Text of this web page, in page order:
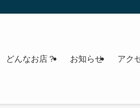
どんなお店？ お知らせ アク